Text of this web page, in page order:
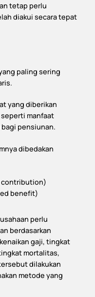
tetap perlu
diakui secara tepat
paling sering
yang diberikan
manfaat
pensiunan.
dibedakan
contribution)
benefit)
perlu
berdasarkan
gaji, tingkat
mortalitas,
dilakukan
metode yang